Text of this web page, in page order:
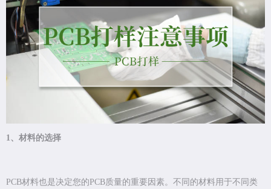
1、材料的选择
PCB材料也是决定您的PCB质量的重要因素。不同的材料用于不同类